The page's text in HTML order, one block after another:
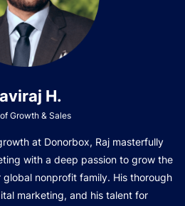
H.
Growth & Sales
at Donorbox, Raj masterfully
with a deep passion to grow the
global nonprofit family. His thorough
marketing, and his talent for